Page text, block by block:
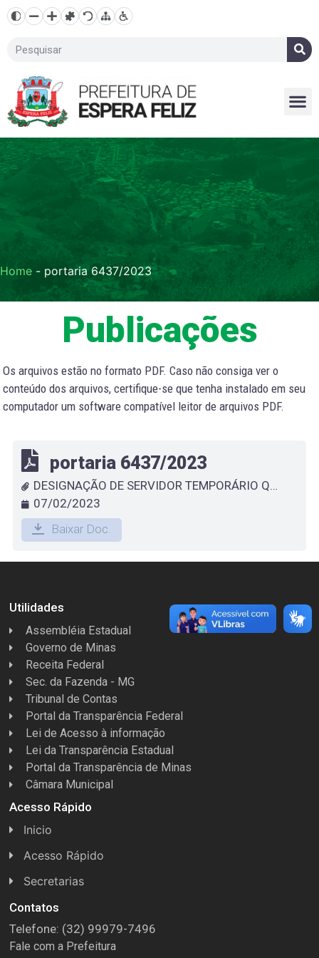
Home - portaria 6437/2023
Publicações
Os arquivos estão no formato PDF. Caso não consiga ver o
conteúdo dos arquivos, certifique-se que tenha instalado em seu
computador um software compatível leitor de arquivos PDF.
portaria 6437/2023
DESIGNAÇÃO DE SERVIDOR TEMPORÁRIO QUE ESPECIFICA - ROZILENA ALVARO FERREIRA CHAMBELA
07/02/2023
Baixar Doc.
Utilidades
Assembléia Estadual
Governo de Minas
Receita Federal
Sec. da Fazenda - MG
Tribunal de Contas
Portal da Transparência Federal
Lei de Acesso à informação
Lei da Transparência Estadual
Portal da Transparência de Minas
Câmara Municipal
Acesso Rápido
Inicio
Acesso Rápido
Concursos
Conselhos
Espera Feliz Antigamente
Secretarias
Licitações
Secretaria de Esportes
Contatos
Telefone: (32) 99979-7496
Fale com a Prefeitura